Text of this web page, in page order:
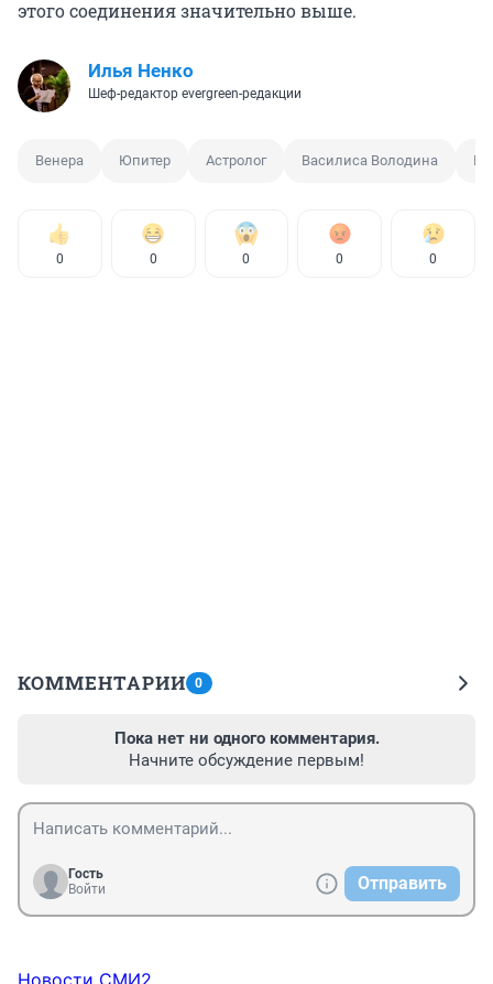
этого соединения значительно выше.
Илья Ненко
Шеф-редактор evergreen-редакции
Венера Юпитер Астролог Василиса Володина
0 0 0 0 0
КОММЕНТАРИИ 0
Пока нет ни одного комментария.
Начните обсуждение первым!
Гость
Войти
Отправить